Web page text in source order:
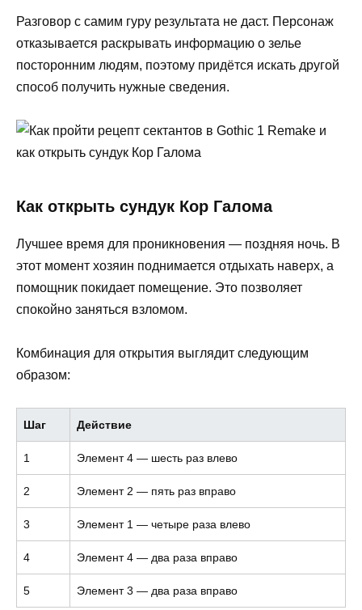
Разговор с самим гуру результата не даст. Персонаж
отказывается раскрывать информацию о зелье
посторонним людям, поэтому придётся искать другой
способ получить нужные сведения.
Как открыть сундук Кор Галома
Лучшее время для проникновения — поздняя ночь. В
этот момент хозяин поднимается отдыхать наверх, а
помощник покидает помещение. Это позволяет
спокойно заняться взломом.
Комбинация для открытия выглядит следующим
образом:
Шаг Действие
1 Элемент 4 — шесть раз влево
2 Элемент 2 — пять раз вправо
3 Элемент 1 — четыре раза влево
4 Элемент 4 — два раза вправо
5 Элемент 3 — два раза вправо